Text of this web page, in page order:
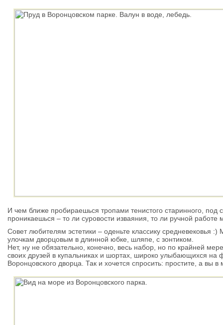
И чем ближе пробираешься тропами тенистого старинного, под
проникаешься – то ли суровости изваяния, то ли ручной работе
Совет любителям эстетики – оденьте классику средневековья :)
улочкам дворцовым в длинной юбке, шляпе, с зонтиком.
Нет, ну не обязательно, конечно, весь набор, но по крайней
своих друзей в купальниках и шортах, широко улыбающихся на
Воронцовского дворца. Так и хочется спросить: простите, а вы в